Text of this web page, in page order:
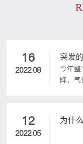
16
2022.08
突发
今年整
降，
的多数
12
2022.05
为什